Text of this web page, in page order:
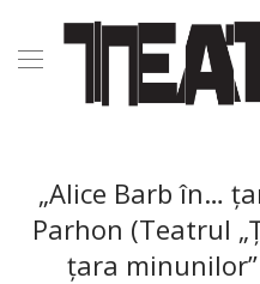
„Alice Barb în…
Parhon (Teatrul
ţara